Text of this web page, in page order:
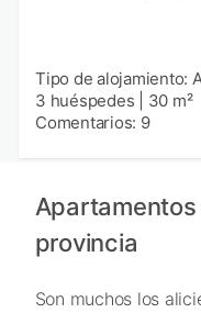
Tipo de alojamiento:
3 huéspedes
30 m²
Comentarios: 9
provincia
Son muchos los